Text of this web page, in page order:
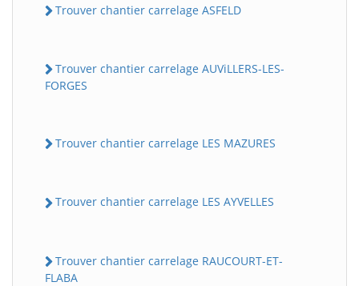
Trouver chantier carrelage ASFELD
Trouver chantier carrelage AUViLLERS-LES-
FORGES
Trouver chantier carrelage LES MAZURES
Trouver chantier carrelage LES AYVELLES
Trouver chantier carrelage RAUCOURT-ET-
FLABA